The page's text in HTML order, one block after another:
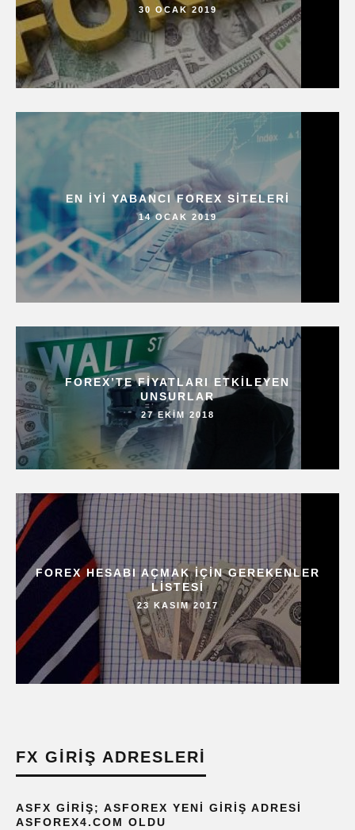
30 OCAK 2019
EN İYI YABANCI FOREX SITELERI
14 OCAK 2019
FOREX’TE FIYATLARI ETKILEYEN
UNSURLAR
27 EKIM 2018
FOREX HESABI AÇMAK IÇIN GEREKENLER
LISTESI
23 KASIM 2017
FX GIRIŞ ADRESLERI
ASFX GIRIŞ; ASFOREX YENI GIRIŞ ADRESI
ASFOREX4.COM OLDU